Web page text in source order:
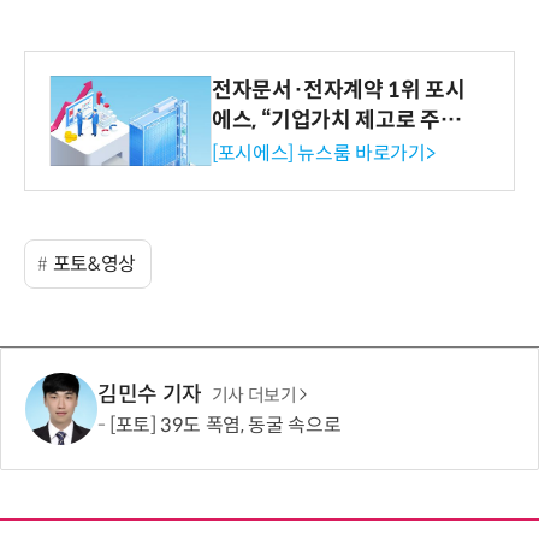
전자문서·전자계약 1위 포시
에스, “기업가치 제고로 주주
환원 강화” 계획 공시
[포시에스] 뉴스룸 바로가기>
포토&영상
김민수 기자 기사 더보기
[포토] 39도 폭염, 동굴 속으로